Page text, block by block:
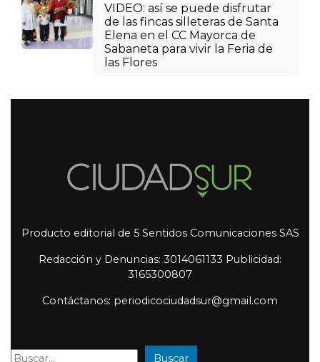
VIDEO: así se puede disfrutar
de las fincas silleteras de Santa
Elena en el CC Mayorca de
Sabaneta para vivir la Feria de
las Flores
Producto editorial de 5 Sentidos Comunicaciones SAS
Redacción y Denuncias: 3014061133 Publicidad:
3165300807
Contáctanos: periodicociudadsur@gmail.com
Buscar